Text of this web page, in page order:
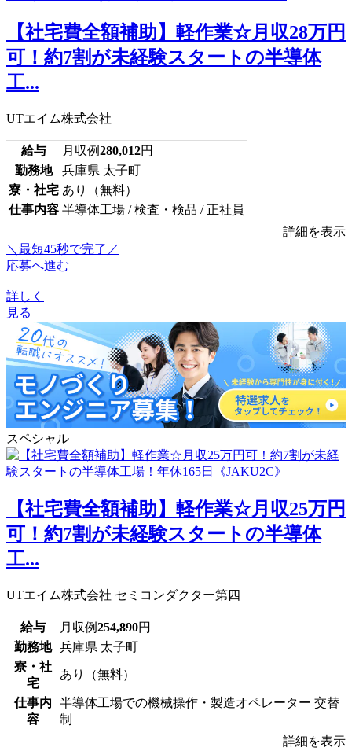
【社宅費全額補助】軽作業☆月収28万円
可！約7割が未経験スタートの半導体
工...
UTエイム株式会社
給与 月収例280,012円
勤務地
兵庫県 太子町
寮・社宅 あり（無料）
仕事内容 半導体工場 / 検査・検品 / 正社員
詳細を表示
＼最短45秒で完了／
応募へ進む
詳しく
見る
スペシャル
【社宅費全額補助】軽作業☆月収25万円
可！約7割が未経験スタートの半導体
工...
UTエイム株式会社 セミコンダクター第四
給与 月収例254,890円
勤務地
兵庫県 太子町
寮・社
宅
あり（無料）
仕事内
容
半導体工場での機械操作・製造オペレーター 交替
制
詳細を表示